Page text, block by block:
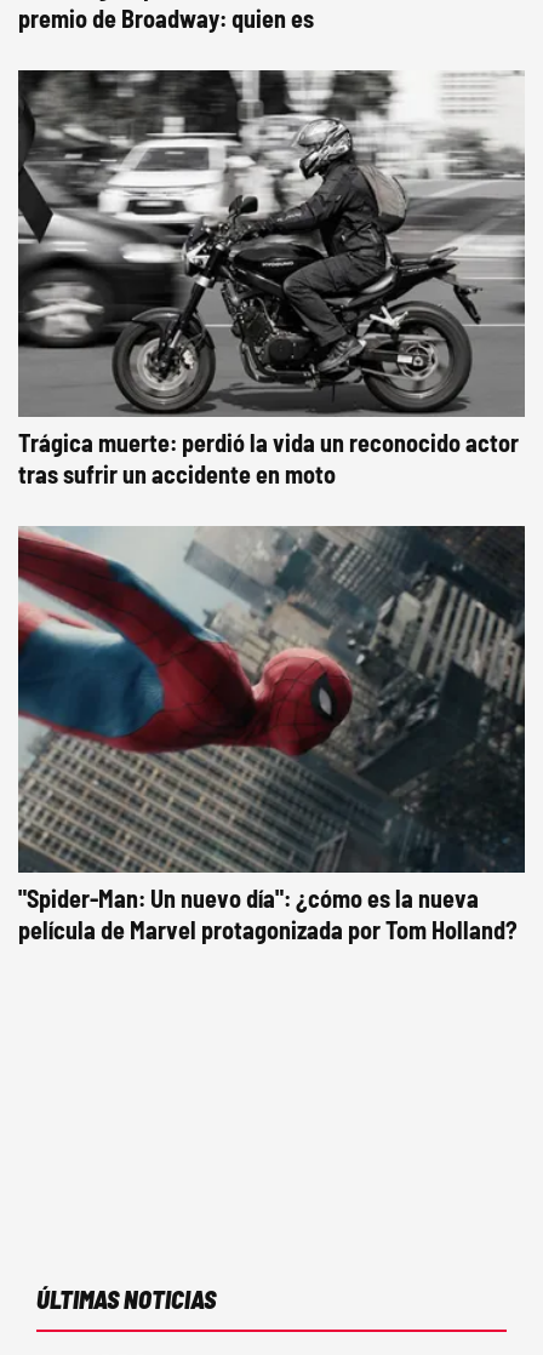
premio de Broadway: quien es
Trágica muerte: perdió la vida un reconocido actor
tras sufrir un accidente en moto
"Spider-Man: Un nuevo día": ¿cómo es la nueva
película de Marvel protagonizada por Tom Holland?
ÚLTIMAS NOTICIAS